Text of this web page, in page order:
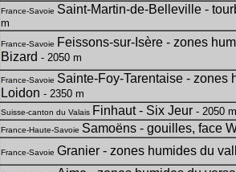
France-Savoie Saint-Martin-de-Belleville -
m
France-Savoie Feissons-sur-Isère - zones
Bizard - 2050 m
France-Savoie Sainte-Foy-Tarentaise - zones
Loidon - 2350 m
Suisse-canton du Valais Finhaut - Six Jeur - 2050 m
France-Haute-Savoie Samoëns - gouilles, face
France-Savoie Granier - zones humides du